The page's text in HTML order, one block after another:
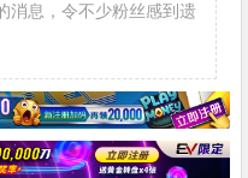
消息，令不少粉丝感到遗